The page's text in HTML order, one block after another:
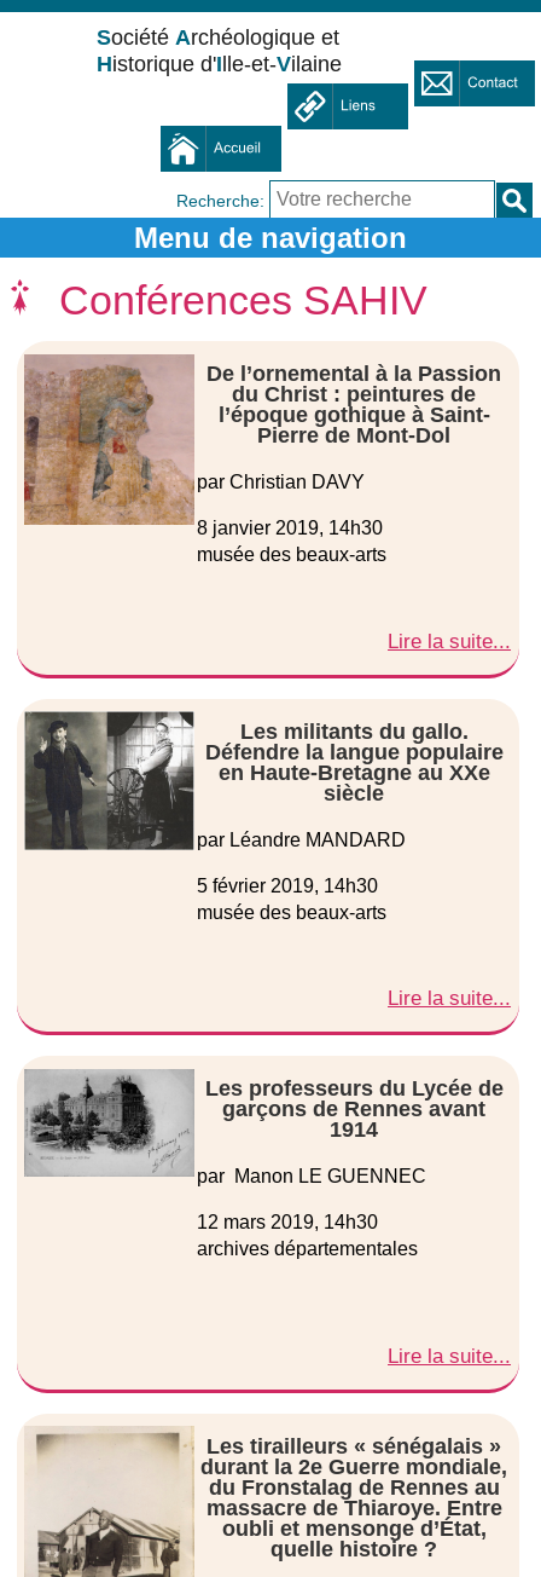
Société Archéologique et
Historique d'I lle-et-Vilaine
Recherche:
Conférences SAHIV
De l’ornemental à la Passion
du Christ : peintures de
l’époque gothique à Saint-
Pierre de Mont-Dol
par Christian DAVY
8 janvier 2019, 14h30
musée des beaux-arts
Lire la suite...
Les militants du gallo.
Défendre la langue populaire
en Haute-Bretagne au XXe
siècle
par Léandre MANDARD
5 février 2019, 14h30
musée des beaux-arts
Lire la suite...
Les professeurs du Lycée de
garçons de Rennes avant
1914
par Manon LE GUENNEC
12 mars 2019, 14h30
archives départementales
Lire la suite...
Les tirailleurs « sénégalais »
durant la 2e Guerre mondiale,
du Fronstalag de Rennes au
massacre de Thiaroye. Entre
oubli et mensonge d’État,
quelle histoire ?